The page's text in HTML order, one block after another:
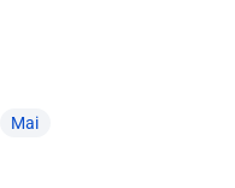
Mai